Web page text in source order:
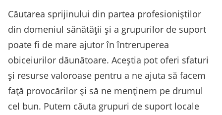
Căutarea sprijinului din partea profesioniștilor
din domeniul sănătății și a grupurilor de suport
poate fi de mare ajutor în întreruperea
obiceiurilor dăunătoare. Aceștia pot oferi sfaturi
și resurse valoroase pentru a ne ajuta să facem
față provocărilor și să ne menținem pe drumul
cel bun. Putem căuta grupuri de suport locale